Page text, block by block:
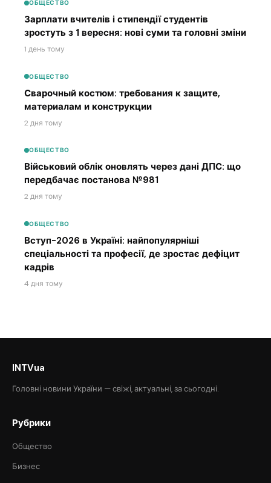
ОБЩЕСТВО
Зарплати вчителів і стипендії студентів
зростуть з 1 вересня: нові суми та головні зміни
1 день тому
ОБЩЕСТВО
Сварочный костюм: требования к защите,
материалам и конструкции
2 дня тому
ОБЩЕСТВО
Військовий облік оновлять через дані ДПС: що
передбачає постанова №981
2 дня тому
ОБЩЕСТВО
Вступ-2026 в Україні: найпопулярніші
спеціальності та професії, де зростає дефіцит
кадрів
4 дня тому
INTVua
Головні новини України — свіжі, актуальні, за сьогодні.
Рубрики
Общество
Бизнес